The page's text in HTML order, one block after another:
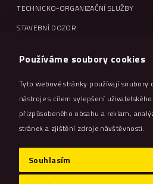
Používáme soubory cookies
Tyto webové stránky používají soubory
nástroje s cílem vylepšení
přizpůsobeného obsahu a reklam,
stránek a zjištění zdroje návštěvnosti.
Souhlasím
TECHNICKO-ORGANIZAČNÍ SLUŽBY
STAVEBNÍ DOZOR
LEGISLATIVA
LEGISLATIVA
POVINNOSTI ZAMĚSTNAVATELE